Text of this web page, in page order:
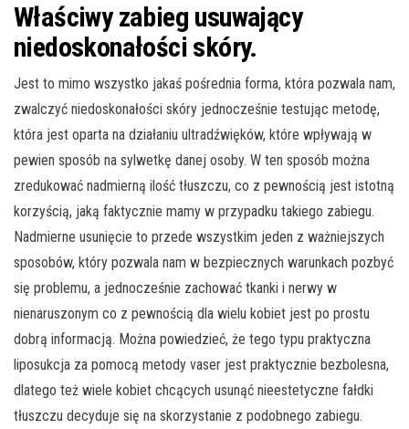
Właściwy zabieg usuwający
niedoskonałości skóry.
Jest to mimo wszystko jakaś pośrednia forma, która pozwala nam,
zwalczyć niedoskonałości skóry jednocześnie testując metodę,
która jest oparta na działaniu ultradźwięków, które wpływają w
pewien sposób na sylwetkę danej osoby. W ten sposób można
zredukować nadmierną ilość tłuszczu, co z pewnością jest istotną
korzyścią, jaką faktycznie mamy w przypadku takiego zabiegu.
Nadmierne usunięcie to przede wszystkim jeden z ważniejszych
sposobów, który pozwala nam w bezpiecznych warunkach pozbyć
się problemu, a jednocześnie zachować tkanki i nerwy w
nienaruszonym co z pewnością dla wielu kobiet jest po prostu
dobrą informacją. Można powiedzieć, że tego typu praktyczna
liposukcja za pomocą metody vaser jest praktycznie bezbolesna,
dlatego też wiele kobiet chcących usunąć nieestetyczne fałdki
tłuszczu decyduje się na skorzystanie z podobnego zabiegu.